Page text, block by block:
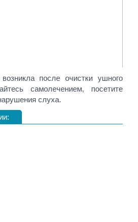
после очистки ушного
самолечением, посетите
слуха.